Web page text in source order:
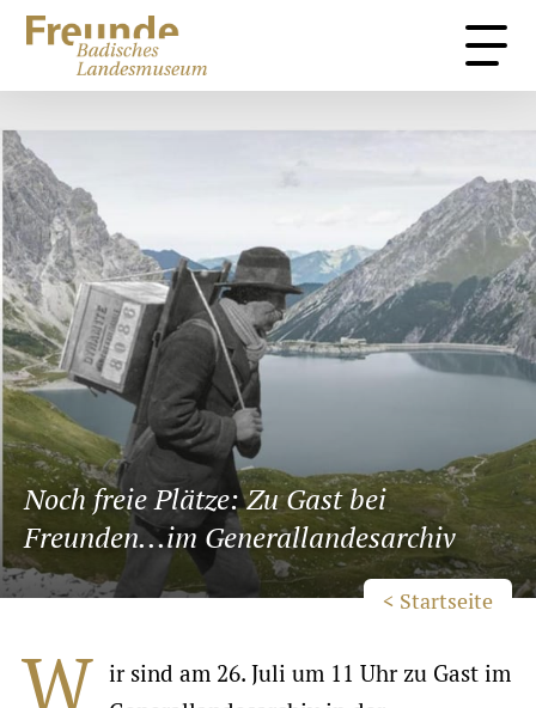
Sammlung Kontakt
Veranstaltungen
Noch freie Plätze: Zu Gast bei
Freunden...im Generallandesarchiv
< Startseite
W ir sind am 26. Juli um 11 Uhr zu Gast im